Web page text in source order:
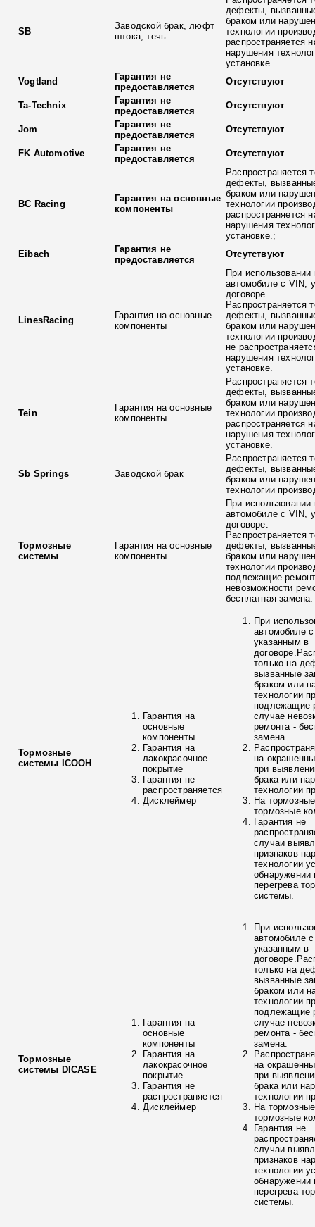
SB
Заводской брак, люфт
штока, течь
дефекты,
браком или
технологии
распространяется
нарушения
установке.
Vogtland
Гарантия не
предоставляется
Отсутствуют
Ta-Technix
Гарантия не
предоставляется
Отсутствуют
Jom
Гарантия не
предоставляется
Отсутствуют
FK Automotive
Гарантия не
предоставляется
Отсутствуют
BC Racing
Гарантия на основные
компоненты
Распространяется
дефекты,
браком или
технологии
распространяется
нарушения
установке.;
Eibach
Гарантия не
предоставляется
Отсутствуют
LinesRacing
Гарантия на основные
компоненты
При использовании
автомобиле с VIN,
договоре.
Распространяется
дефекты,
браком или
технологии
не
нарушения
установке.
Tein
Гарантия на основные
компоненты
Распространяется
дефекты,
браком или
технологии
распространяется
нарушения
установке.
Sb Springs Заводской брак
Распространяется
дефекты,
браком или
технологии
Тормозные
системы
Гарантия на основные
компоненты
При использовании
автомобиле с VIN,
договоре.
Распространяется
дефекты,
браком или
технологии
подлежащие
невозможности
бесплатная замена.
Тормозные
системы ICOOH
Гарантия на
основные
компоненты
Гарантия на
лакокрасочное
покрытие
Гарантия не
распространяется
Дисклеймер
При
автомобиле
указанным в
только на
вызванные
браком или
технологии
подлежащие
случае
ремонта -
замена.
на
при
брака или
технологии
На
тормозные
Гарантия не
случаи
признаков
технологии
обнаружении
перегрева
системы.
Тормозные
системы DICASE
Гарантия на
основные
компоненты
Гарантия на
лакокрасочное
покрытие
Гарантия не
распространяется
Дисклеймер
При
автомобиле
указанным в
только на
вызванные
браком или
технологии
подлежащие
случае
ремонта -
замена.
на
при
брака или
технологии
На
тормозные
Гарантия не
случаи
признаков
технологии
обнаружении
перегрева
системы.